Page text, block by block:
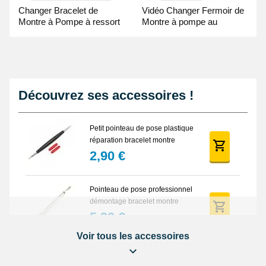
Changer Bracelet de
Montre à Pompe à ressort
Vidéo Changer Fermoir de
Montre à pompe au
Découvrez ses accessoires !
Petit pointeau de pose plastique
réparation bracelet montre
2,90 €
Pointeau de pose professionnel
démontage bracelet montre
5,90 €
Lot Outils Montre 12 pièces +
Voir tous les accessoires